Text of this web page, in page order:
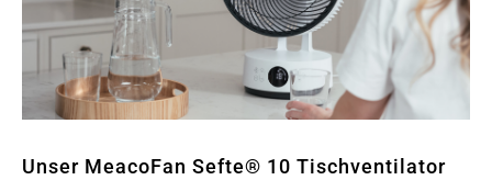
Unser MeacoFan Sefte® 10 Tischventilator